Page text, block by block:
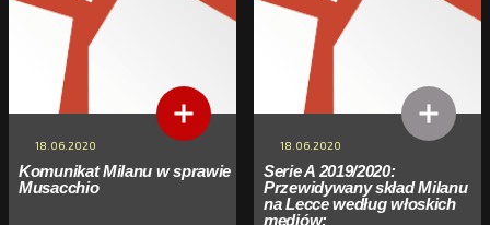
18.06.2020
Komunikat Milanu w sprawie
Musacchio
18.06.2020
Serie A 2019/2020:
Przewidywany skład Milanu
na Lecce według włoskich
mediów: